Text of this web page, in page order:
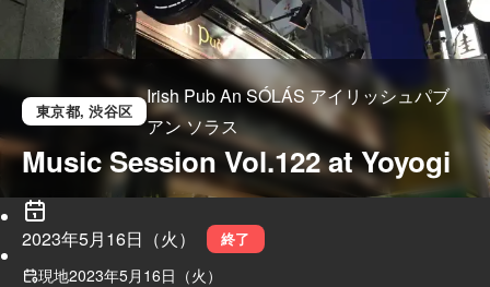
東京都, 渋谷区
Irish Pub An SÓLÁS アイリッシュパブ
アン ソラス
Music Session Vol.122 at Yoyogi
2023年5月16日（火） 終了
現地2023年5月16日（火）